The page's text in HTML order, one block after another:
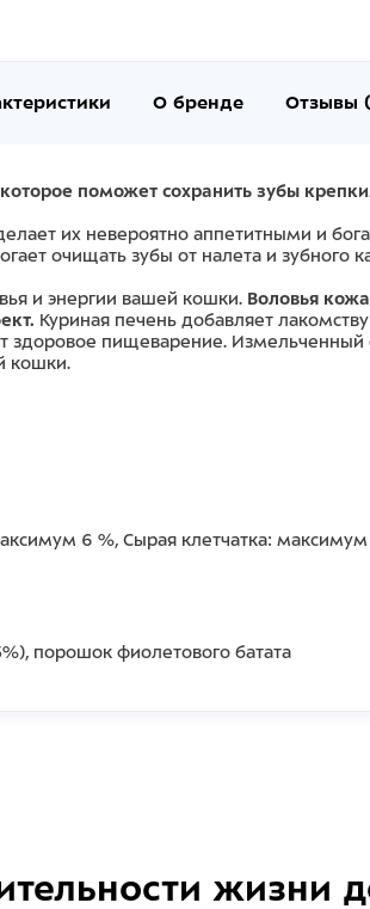
О бренде Отзывы
поможет сохранить зубы
их невероятно аппетитными и
очищать зубы от налета и зубного
и энергии вашей кошки. Воловья
Куриная печень добавляет
здоровое пищеварение. Измельченный
кошки.
6 %, Сырая клетчатка:
порошок фиолетового батата
жизни